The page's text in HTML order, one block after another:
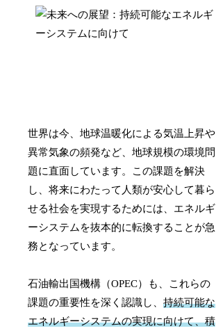
世界は今、地球温暖化による気温上昇や
異常気象の頻発など、地球規模の環境問
題に直面しています。この課題を解決
し、将来にわたって人類が安心して暮ら
せる社会を実現するためには、エネルギ
ーシステムを抜本的に転換することが急
務となっています。
石油輸出国機構（OPEC）も、これらの
課題の重要性を深く認識し、持続可能な
エネルギーシステムの実現に向けて、積